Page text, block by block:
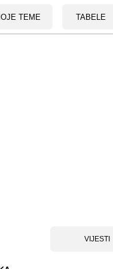
TEME TABELE
VIJESTI